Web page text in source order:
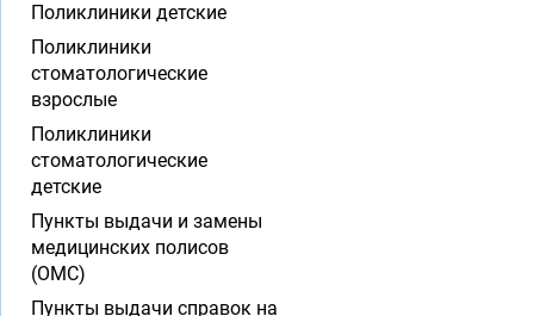
Поликлиники детские
Поликлиники
стоматологические
взрослые
Поликлиники
стоматологические
детские
Пункты выдачи и замены
медицинских полисов
(ОМС)
Пункты выдачи справок на